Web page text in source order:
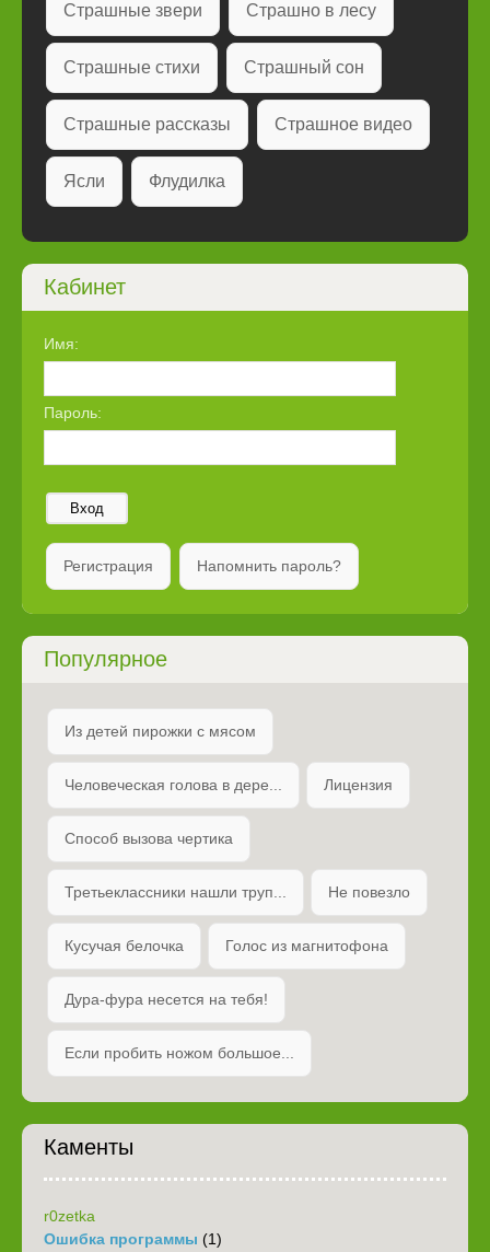
Страшные звери Страшно в лесу
Страшные стихи Страшный сон
Страшные рассказы Страшное видео
Ясли Флудилка
Кабинет
Имя:
Пароль:
Вход
Регистрация Напомнить пароль?
Популярное
Из детей пирожки с мясом
Человеческая голова в дере... Лицензия
Способ вызова чертика
Третьеклассники нашли труп... Не повезло
Кусучая белочка Голос из магнитофона
Дура-фура несется на тебя!
Если пробить ножом большое...
Каменты
r0zetka
Ошибка программы (1)